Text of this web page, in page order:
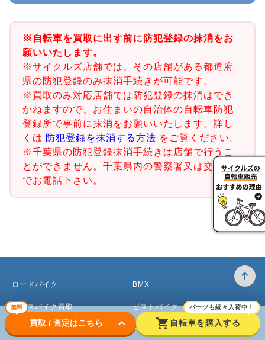
※自転車を買取に出す前に防犯登録の抹消をお
願いいたします。
※サイクルズ店舗では、その店舗がある都道府
県の防犯登録のみ抹消手続きが可能です。
※買取のみ対応店舗では防犯登録の抹消はでき
かねますので、お住まいの自治体の自転車防犯
登録所で事前に抹消をお願いいたします。詳し
くは 防犯登録を抹消する方法 をご覧ください。
※千葉県の防犯登録抹消手続きは店舗で行うこ
とができません。千葉県内の警察署又は交番ま
でお電話下さい。
無料
買取 / 査定はこちら keyboard_arrow_down shopping_cart
パーツも続々入荷中！
自転車を購入する
ロードバイク
クロスバイク買取
マウンテンバイク買取
BMX
ピストバイク
ベビーカー